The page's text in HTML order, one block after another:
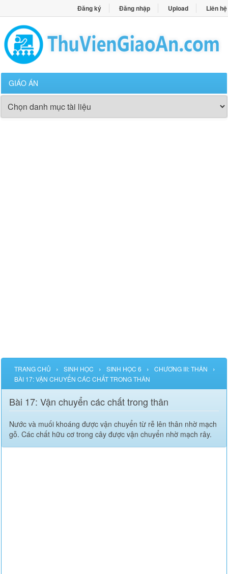
Đăng ký Đăng nhập Upload Liên hệ
GIÁO ÁN
TRANG CHỦ › SINH HỌC › SINH HỌC 6 › CHƯƠNG III: THÂN ›
BÀI 17: VẬN CHUYỂN CÁC CHẤT TRONG THÂN
Bài 17: Vận chuyển các chất trong thân
Nước và muối khoáng được vận chuyển từ rễ lên thân nhờ mạch
gỗ. Các chất hữu cơ trong cây được vận chuyển nhờ mạch rây.